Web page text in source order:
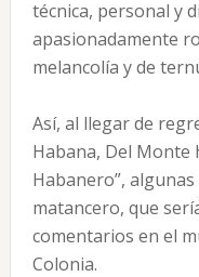
técnica, personal y
apasionadamente
melancolía y de
Así, al llegar de
Habana, Del Monte
Habanero”,
matancero, que
comentarios en el
Colonia.